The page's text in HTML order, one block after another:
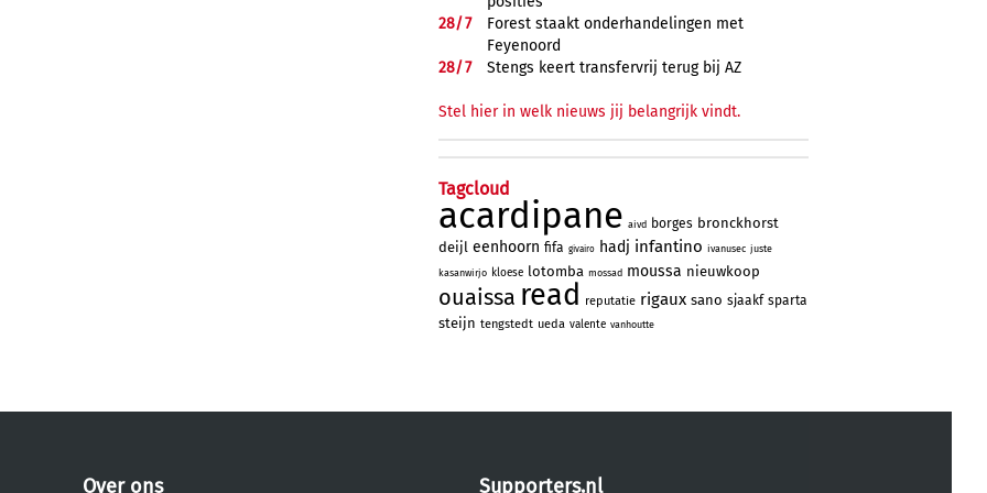
28/7
Forest staakt onderhandelingen met
Feyenoord
28/7 Stengs keert transfervrij terug bij AZ
Stel hier in welk nieuws jij belangrijk vindt.
Tagcloud
acardipane aivd borges bronckhorst
deijl eenhoorn fifa givairo hadj infantino ivanusec juste
kasanwirjo kloese lotomba mossad moussa nieuwkoop
ouaissa read reputatie rigaux sano sjaakf sparta
steijn tengstedt ueda valente vanhoutte
Over ons Supporters.nl